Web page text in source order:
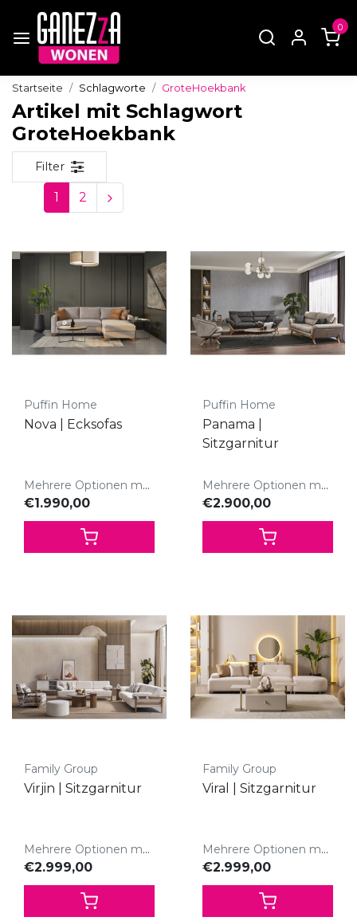
0
Startseite Schlagworte GroteHoekbank
Artikel mit Schlagwort
GroteHoekbank
Filter
1 2
Puffin Home
Nova | Ecksofas
Mehrere Optionen möglich
€1.990,00
Puffin Home
Panama |
Sitzgarnitur
Mehrere Optionen möglich
€2.900,00
Family Group
Virjin | Sitzgarnitur
Mehrere Optionen möglich
€2.999,00
Family Group
Viral | Sitzgarnitur
Mehrere Optionen möglich
€2.999,00